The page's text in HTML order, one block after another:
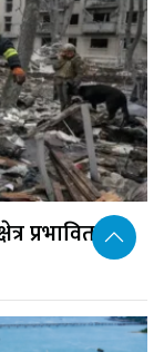
प्रभावित, १७